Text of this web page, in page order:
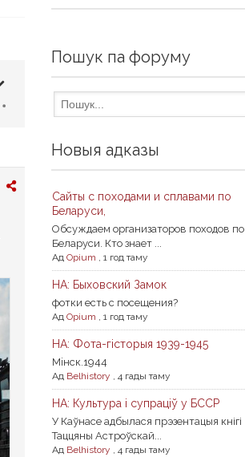
Пошук па форуму
Новыя адказы
Сайты с походами и сплавами по
Беларуси,
Обсуждаем организаторов походов по
Беларуси. Кто знает ...
АдOpium ,1 год таму
НА: Быховский Замок
фотки есть с посещения?
АдOpium ,1 год таму
НА: Фота-гісторыя 1939-1945
Мiнск.1944
Ад Belhistory ,4 гады таму
НА: Культура і супраціў у БССР
У Каўнасе адбылася прэзентацыя кнігі
Таццяны Астроўскай...
Ад Belhistory ,4 гады таму